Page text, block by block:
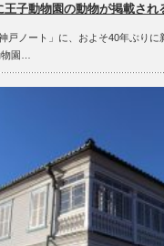
子動物園の動物が掲載され
戸ノート」に、およそ40年ぶりに
園…